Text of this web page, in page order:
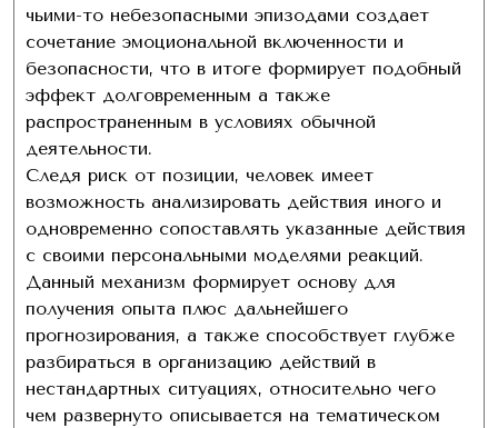
чьими-то небезопасными эпизодами создает
сочетание эмоциональной включенности и
безопасности, что в итоге формирует подобный
эффект долговременным а также
распространенным в условиях обычной
деятельности.
Следя риск от позиции, человек имеет
возможность анализировать действия иного и
одновременно сопоставлять указанные действия
с своими персональными моделями реакций.
Данный механизм формирует основу для
получения опыта плюс дальнейшего
прогнозирования, а также способствует глубже
разбираться в организацию действий в
нестандартных ситуациях, относительно чего
чем развернуто описывается на тематическом